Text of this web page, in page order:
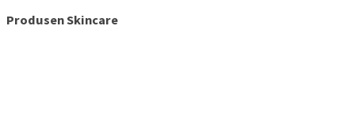
Produsen Skincare